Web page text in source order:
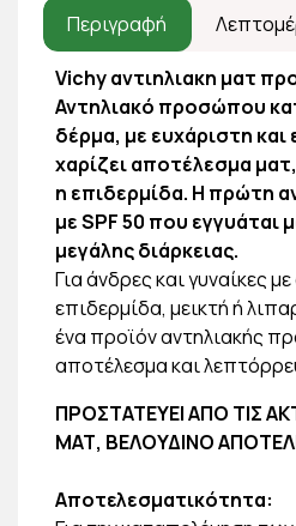
Περιγραφή
Vichy αντιηλιακη ματ
Αντηλιακό προσώπου
δέρμα, με ευχάριστη
χαρίζει αποτέλεσμα
η επιδερμίδα. Η πρώτη
με SPF 50 που εγγυάται
μεγάλης διάρκειας.
Για άνδρες και γυναίκες
επιδερμίδα, μεικτή ή
ένα προϊόν αντηλιακής
αποτέλεσμα και
ΠΡΟΣΤΑΤΕΥΕΙ ΑΠΟ ΤΙΣ
ΜΑΤ, ΒΕΛΟΥΔΙΝΟ
Αποτελεσματικότητα: